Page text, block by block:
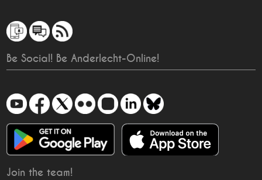
Be Social! Be Anderlecht-Online!
Join the team!